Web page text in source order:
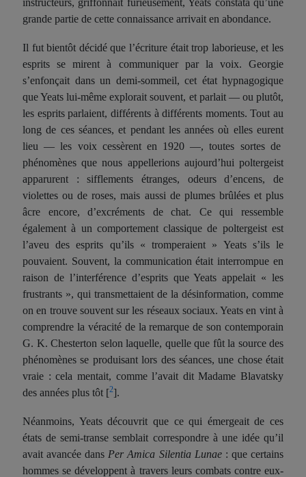
grande partie de cette connaissance arrivait en abondance.
Il fut bientôt décidé que l’écriture était trop laborieuse, et les
esprits se mirent à communiquer par la voix. Georgie
s’enfonçait dans un demi-sommeil, cet état hypnagogique
que Yeats lui-même explorait souvent, et parlait — ou plutôt,
les esprits parlaient, différents à différents moments. Tout au
long de ces séances, et pendant les années où elleseurent
lieu — les voix cessèrenten 1920 —, toutes sortes de
phénomènes que nous appellerions aujourd’hui poltergeist
apparurent : sifflements étranges, odeurs d’encens, de
violettes ou de roses, mais aussi de plumes brûlées et plus
âcre encore, d’excréments de chat. Ce qui ressemble
égalementà un comportement classiquede poltergeistest
l’aveu des esprits qu’ils « tromperaient » Yeats s’ils le
pouvaient. Souvent, la communication était interrompue en
raison de l’interférence d’esprits que Yeats appelait « les
frustrants », qui transmettaient de la désinformation, comme
on en trouve souvent sur les réseaux sociaux. Yeats en vint à
comprendre la véracité de la remarque de son contemporain
G. K. Chesterton selon laquelle, quelle que fût la source des
phénomènes se produisant lors des séances, une chose était
vraie : cela mentait, comme l’avait dit Madame Blavatsky
des années plus tôt [2].
Néanmoins, Yeats découvrit que ce qui émergeait de ces
états de semi-transe semblait correspondre à une idée qu’il
avait avancée dans Per Amica Silentia Lunae : quecertains
hommes se développent à travers leurs combats contre eux-